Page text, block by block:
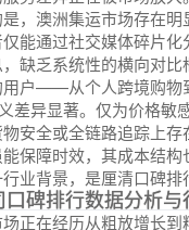
，澳洲集运市场存在明
能通过社交媒体碎片化
缺乏系统性的横向对比
用户——从个人跨境购物
差异显著。仅为价格敏
安全或全链路追踪上存
保障时效，其成本结构
业背景，是厘清口碑排
碑排行数据分析与
正在经历从粗放增长到